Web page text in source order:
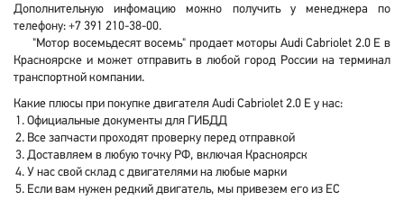
Дополнительную инфомацию можно получить у менеджера по
телефону: +7 391 210-38-00.
"Мотор восемьдесят восемь" продает моторы Audi Cabriolet 2.0 E в
Красноярске и может отправить в любой город России на терминал
транспортной компании.
Какие плюсы при покупке двигателя Audi Cabriolet 2.0 E у нас:
Официальные документы для ГИБДД
Все запчасти проходят проверку перед отправкой
Доставляем в любую точку РФ, включая Красноярск
У нас свой склад с двигателями на любые марки
Если вам нужен редкий двигатель, мы привезем его из ЕС